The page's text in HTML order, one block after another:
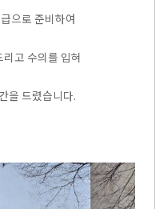
으로 준비하여
고 수의를 입혀
을 드렸습니다.